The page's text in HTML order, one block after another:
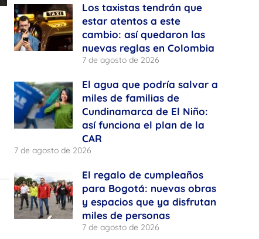
Los taxistas tendrán que
estar atentos a este
cambio: así quedaron las
nuevas reglas en Colombia
7 de agosto de 2026
El agua que podría salvar a
miles de familias de
Cundinamarca de El Niño:
así funciona el plan de la
CAR
7 de agosto de 2026
El regalo de cumpleaños
para Bogotá: nuevas obras
y espacios que ya disfrutan
miles de personas
7 de agosto de 2026